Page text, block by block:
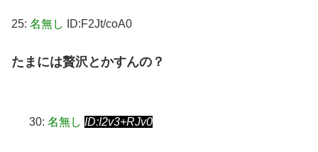
25: 名無し ID:F2Jt/coA0
たまには贅沢とかすんの？
30: 名無し ID:I2v3+RJv0